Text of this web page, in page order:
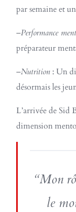
par semaine et
–Performance
préparateur
–Nutrition : Un
désormais les
L’arrivée de Sid
dimension
“Mon
le